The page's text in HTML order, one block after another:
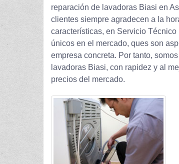
reparación de lavadoras Biasi en
clientes siempre agradecen a la
características, en Servicio
únicos en el mercado, ques son
empresa concreta. Por tanto,
lavadoras Biasi, con rapidez y al
precios del mercado.